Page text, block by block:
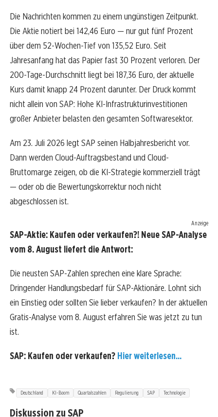
Die Nachrichten kommen zu einem ungünstigen Zeitpunkt.
Die Aktie notiert bei 142,46 Euro — nur gut fünf Prozent
über dem 52-Wochen-Tief von 135,52 Euro. Seit
Jahresanfang hat das Papier fast 30 Prozent verloren. Der
200-Tage-Durchschnitt liegt bei 187,36 Euro, der aktuelle
Kurs damit knapp 24 Prozent darunter. Der Druck kommt
nicht allein von SAP: Hohe KI-Infrastrukturinvestitionen
großer Anbieter belasten den gesamten Softwaresektor.
Am 23. Juli 2026 legt SAP seinen Halbjahresbericht vor.
Dann werden Cloud-Auftragsbestand und Cloud-
Bruttomarge zeigen, ob die KI-Strategie kommerziell trägt
— oder ob die Bewertungskorrektur noch nicht
abgeschlossen ist.
Anzeige
SAP-Aktie: Kaufen oder verkaufen?! Neue SAP-Analyse
vom 8. August liefert die Antwort:
Die neusten SAP-Zahlen sprechen eine klare Sprache:
Dringender Handlungsbedarf für SAP-Aktionäre. Lohnt sich
ein Einstieg oder sollten Sie lieber verkaufen? In der aktuellen
Gratis-Analyse vom 8. August erfahren Sie was jetzt zu tun
ist.
SAP: Kaufen oder verkaufen? Hier weiterlesen...
Deutschland KI-Boom Quartalszahlen Regulierung SAP Technologie
Diskussion zu SAP